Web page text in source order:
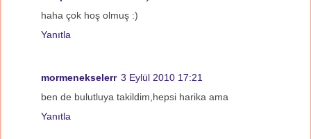
haha çok hoş olmuş :)
Yanıtla
mormenekselerr 3 Eylül 2010 17:21
ben de bulutluya takildim,hepsi harika ama
Yanıtla